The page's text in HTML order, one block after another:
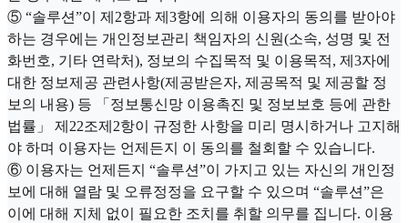
⑤ “솔루션”이 제2항과 제3항에 의해 이용자의 동의를 받아야
하는 경우에는 개인정보관리 책임자의 신원(소속, 성명 및 전
화번호, 기타 연락처), 정보의 수집목적 및 이용목적, 제3자에
대한 정보제공 관련사항(제공받은자, 제공목적 및 제공할 정
보의 내용) 등 「정보통신망 이용촉진 및 정보보호 등에 관한
법률」 제22조제2항이 규정한 사항을 미리 명시하거나 고지해
야 하며 이용자는 언제든지 이 동의를 철회할 수 있습니다.
⑥ 이용자는 언제든지 “솔루션”이 가지고 있는 자신의 개인정
보에 대해 열람 및 오류정정을 요구할 수 있으며 “솔루션”은
이에 대해 지체 없이 필요한 조치를 취할 의무를 집니다. 이용